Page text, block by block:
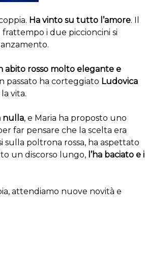
Ha vinto su tutto l’amore. Il
i due piccioncini si
abito rosso molto elegante e
passato ha corteggiato Ludovica
vita.
nulla, e Maria ha proposto uno
far pensare che la scelta era
sulla poltrona rossa, ha aspettato
un discorso lungo,l’ha baciato e i
attendiamo nuove novità e